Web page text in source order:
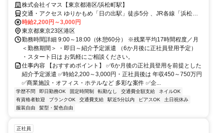
株式会社イマス【東京都港区/浜松町駅】
交通・アクセス ゆりかもめ「日の出駅」徒歩5分 、JR各線「浜松町
駅」徒歩10分 、都営浅草線「大門駅」徒歩10分
時給2,200円～3,000円
東京都東京23区港区
勤務時間詳細 9:00～18:00（休憩60分） ※残業平均17時間程度／月
＜勤務期間＞ ・即日～紹介予定派遣 （6か月後に正社員登用予定）
・スタート日は お気軽にご相談ください。
仕事内容 【おすすめポイント】 ✅6か月後の正社員登用を前提とした
紹介予定派遣 ✅時給2,200～3,000円・正社員後は 年収450～750万円
✅商業施設・オフィス・ホテルなど 多彩な案件 ✅企...
学歴不問 即日勤務OK 固定時間制 転勤なし 交通費全額支給
ネイルOK
有資格者歓迎
ブランクOK 交通費支給 駅近5分以内 ピアスOK
土日祝休み
服装自由
髪型・髪色自由
正社員